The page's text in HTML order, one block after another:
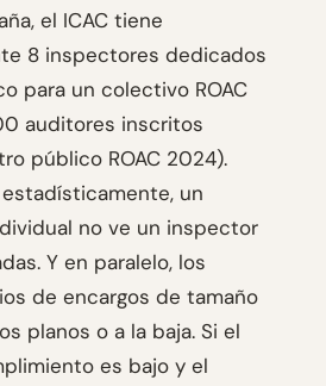
el ICAC tiene
8 inspectores dedicados
para un colectivo ROAC
auditores inscritos
público ROAC 2024).
un
no ve un inspector
Y en paralelo, los
de encargos de tamaño
planos o a la baja. Si el
es bajo y el